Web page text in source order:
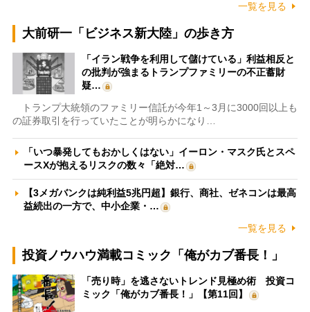
一覧を見る
大前研一「ビジネス新大陸」の歩き方
「イラン戦争を利用して儲けている」利益相反と
の批判が強まるトランプファミリーの不正蓄財
疑…
トランプ大統領のファミリー信託が今年1～3月に3000回以上も
の証券取引を行っていたことが明らかになり…
「いつ暴発してもおかしくはない」イーロン・マスク氏とスペ
ースXが抱えるリスクの数々「絶対…
【3メガバンクは純利益5兆円超】銀行、商社、ゼネコンは最高
益続出の一方で、中小企業・…
一覧を見る
投資ノウハウ満載コミック「俺がカブ番長！」
「売り時」を逃さないトレンド見極め術 投資コ
ミック「俺がカブ番長！」【第11回】